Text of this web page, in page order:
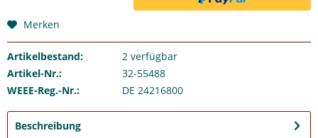
Merken
Artikelbestand: 2verfügbar
Artikel-Nr.:
32-55488
WEEE-Reg.-Nr.:
DE 24216800
Beschreibung